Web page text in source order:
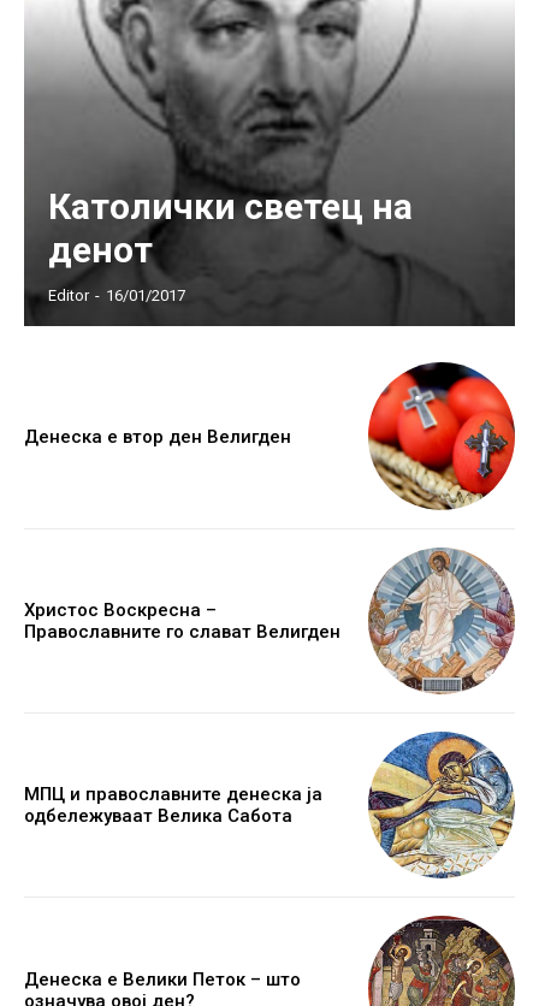
Католички светец на
денот
Editor - 16/01/2017
Денеска е втор ден Велигден
Христос Воскресна –
Православните го слават Велигден
МПЦ и православните денеска ја
одбележуваат Велика Сабота
Денеска е Велики Петок – што
означува овој ден?